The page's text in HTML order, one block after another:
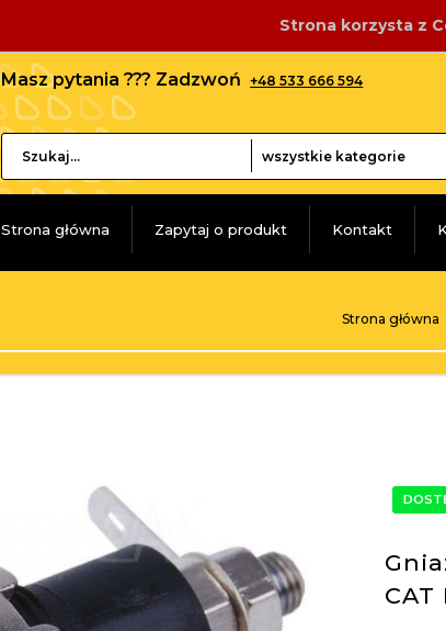
Strona korzysta z
Masz pytania ??? Zadzwoń +48 533 666 594
categories_searcher
wszystkie kategorie
Strona główna Zapytaj o produkt Kontakt
Strona główna
CAT